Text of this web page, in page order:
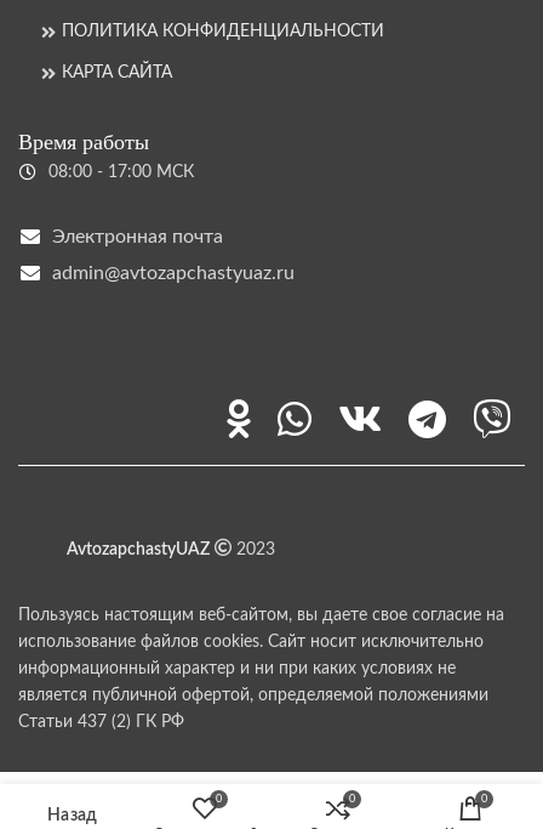
ПОЛИТИКА КОНФИДЕНЦИАЛЬНОСТИ
КАРТА САЙТА
Время работы
08:00 - 17:00 МСК
Электронная почта
admin@avtozapchastyuaz.ru
AvtozapchastyUAZ 2023
Пользуясь настоящим веб-сайтом, вы даете свое согласие на
использование файлов cookies. Сайт носит исключительно
информационный характер и ни при каких условиях не
является публичной офертой, определяемой положениями
Статьи 437 (2) ГК РФ
0 0 0